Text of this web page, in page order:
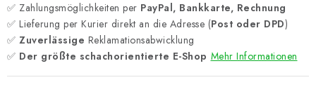
✅ Zahlungsmöglichkeiten per PayPal, Bankkarte, Rechnung
✅ Lieferung per Kurier direkt an die Adresse (Post oder DPD)
✅ Zuverlässige Reklamationsabwicklung
✅ Der größte schachorientierte E-Shop Mehr Informationen